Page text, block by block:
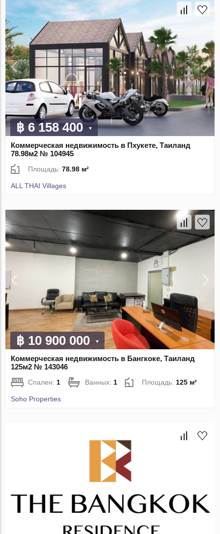
฿ 6 158 400
Коммерческая недвижимость в Пхукете, Таиланд
78.98м2 № 104945
Площадь:78.98 м²
ALL THAI Villages
฿ 10 900 000
Коммерческая недвижимость в Бангкоке, Таиланд
125м2 № 143046
Спален: 1 Ванных: 1 Площадь: 125 м²
Soho Properties